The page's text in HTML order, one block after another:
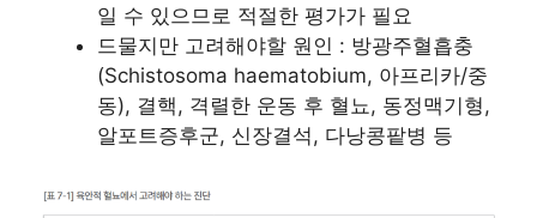
일 수 있으므로 적절한 평가가 필요
드물지만 고려해야할 원인 : 방광주혈흡충
(Schistosoma haematobium, 아프리카/중
동), 결핵, 격렬한 운동 후 혈뇨, 동정맥기형,
알포트증후군, 신장결석, 다낭콩팥병 등